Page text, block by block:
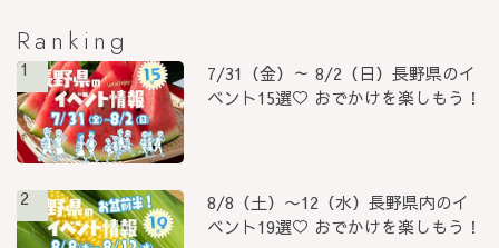
Ranking
1
7/31（金）～ 8/2（日）長野県のイ
ベント15選♡ おでかけを楽しもう！
2
8/8（土）〜12（水）長野県内のイ
ベント19選♡ おでかけを楽しもう！